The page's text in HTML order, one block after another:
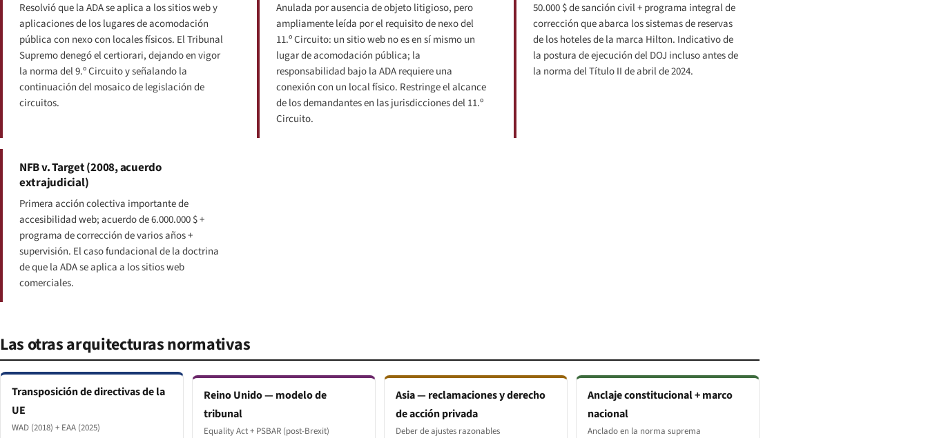
Resolvió que la ADA se aplica a los sitios web y
aplicaciones de los lugares de acomodación
pública con nexo con locales físicos. El Tribunal
Supremo denegó el certiorari, dejando en vigor
la norma del 9.º Circuito y señalando la
continuación del mosaico de legislación de
circuitos.
Anulada por ausencia de objeto litigioso, pero
ampliamente leída por el requisito de nexo del
11.º Circuito: un sitio web no es en sí mismo un
lugar de acomodación pública; la
responsabilidad bajo la ADA requiere una
conexión con un local físico. Restringe el alcance
de los demandantes en las jurisdicciones del 11.º
Circuito.
50.000 $ de sanción civil + programa integral de
corrección que abarca los sistemas de reservas
de los hoteles de la marca Hilton. Indicativo de
la postura de ejecución del DOJ incluso antes de
la norma del Título II de abril de 2024.
NFB v. Target (2008, acuerdo
extrajudicial)
Primera acción colectiva importante de
accesibilidad web; acuerdo de 6.000.000 $ +
programa de corrección de varios años +
supervisión. El caso fundacional de la doctrina
de que la ADA se aplica a los sitios web
comerciales.
Las otras arquitecturas normativas
Transposición de directivas de la
UE
WAD (2018) + EAA (2025)
Reino Unido — modelo de
tribunal
Equality Act + PSBAR (post-Brexit)
Asia — reclamaciones y derecho
de acción privada
Deber de ajustes razonables
Anclaje constitucional + marco
nacional
Anclado en la norma suprema